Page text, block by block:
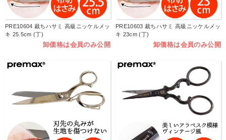
PRE10604 裁ちハサミ 高級ニッケルメッ
キ 25.5cm (丁)
卸価格は会員のみ公開
PRE10603 裁ちハサミ 高級ニッケルメッ
キ 23cm (丁)
卸価格は会員のみ公開